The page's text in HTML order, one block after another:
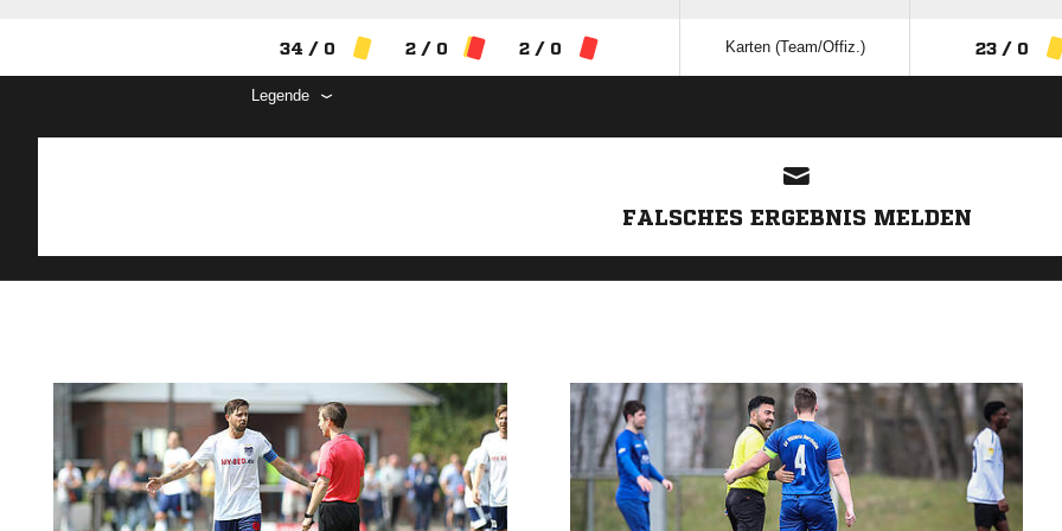
34 / 0 2 / 0 2 / 0 Karten (Team/Offiz.) 23 / 0
Legende
FALSCHES ERGEBNIS MELDEN